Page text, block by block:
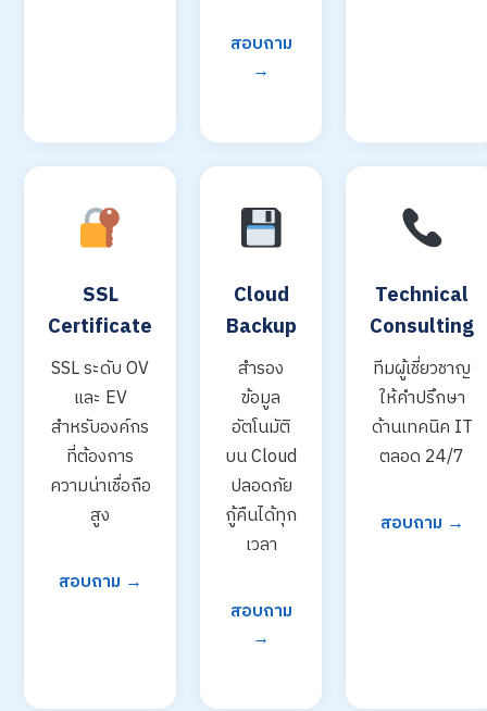
สอบถาม
→
SSL
Certificate
SSL ระดับ OV
และ EV
สำหรับองค์กร
ที่ต้องการ
ความน่าเชื่อถือ
สูง
สอบถาม →
Cloud
Backup
สำรอง
ข้อมูล
อัตโนมัติ
บน Cloud
ปลอดภัย
กู้คืนได้ทุก
เวลา
สอบถาม
→
Technical
Consulting
ทีมผู้เชี่ยวชาญ
ให้คำปรึกษา
ด้านเทคนิค IT
ตลอด 24/7
สอบถาม →